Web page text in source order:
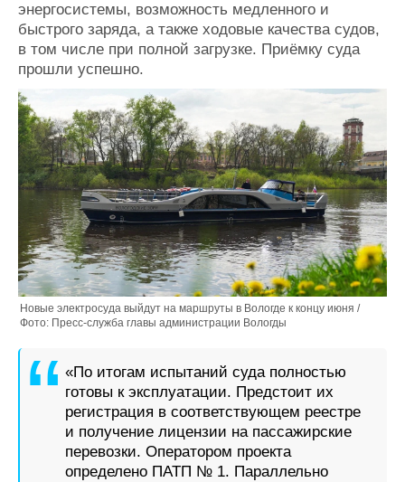
Конференции
Выставки и семинары
Словарь
Флот
Все службы
энергосистемы, возможность медленного и
быстрого заряда, а также ходовые качества судов,
в том числе при полной загрузке. Приёмку суда
прошли успешно.
Новые электросуда выйдут на маршруты в Вологде к концу июня /
Фото: Пресс-служба главы администрации Вологды
«По итогам испытаний суда полностью
готовы к эксплуатации. Предстоит их
регистрация в соответствующем реестре
и получение лицензии на пассажирские
перевозки. Оператором проекта
определено ПАТП № 1. Параллельно